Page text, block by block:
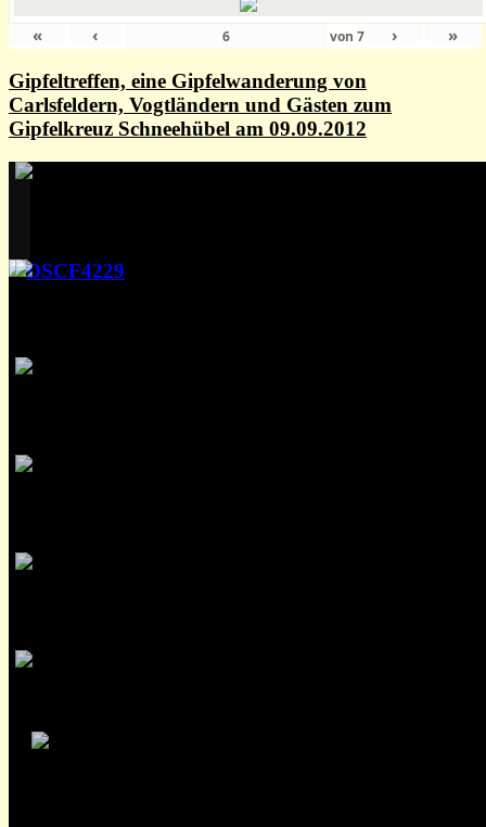
« ‹ von7 › »
Gipfeltreffen, eine Gipfelwanderung von
Carlsfeldern, Vogtländern und Gästen zum
Gipfelkreuz Schneehübel am 09.09.2012